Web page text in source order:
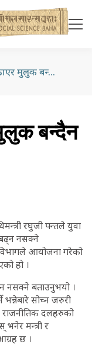
युवालाई विदेश पठाएर मुलुक बन्दैन : शिक्षामन्त्री पन्त
बन्दैन
रघुजी पन्तले युवा
नसक्ने
आयोजना गरेको
हो ।
नसक्ने बताउनुभयो ।
भन्नेबारे सोच्न जरुरी
राजनीतिक दलहरुको
भनेर मन्त्री र
छ ।